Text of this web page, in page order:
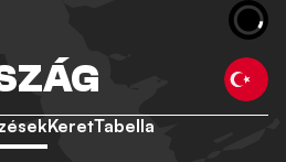
KeretTabella